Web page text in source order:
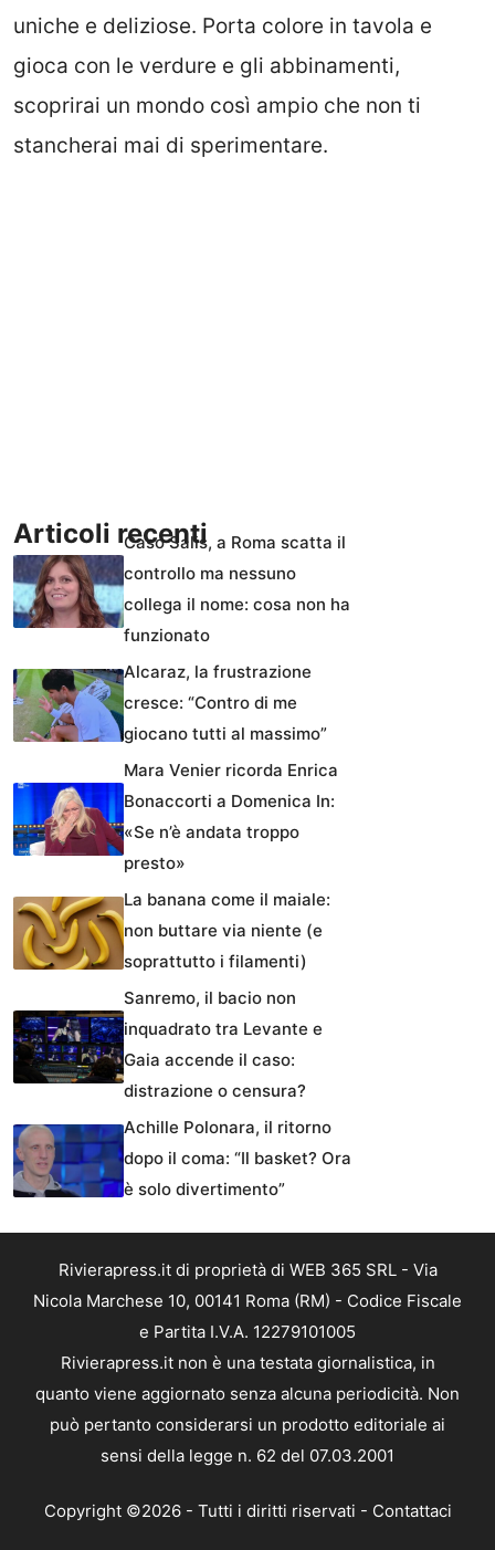
uniche e deliziose. Porta colore in tavola e
gioca con le verdure e gli abbinamenti,
scoprirai un mondo così ampio che non ti
stancherai mai di sperimentare.
Articoli recentiCaso Salis, a Roma scatta il
controllo ma nessuno
collega il nome: cosa non ha
funzionato
Alcaraz, la frustrazione
cresce: “Contro di me
giocano tutti al massimo”
Mara Venier ricorda Enrica
Bonaccorti a Domenica In:
«Se n’è andata troppo
presto»
La banana come il maiale:
non buttare via niente (e
soprattutto i filamenti)
Sanremo, il bacio non
inquadrato tra Levante e
Gaia accende il caso:
distrazione o censura?
Achille Polonara, il ritorno
dopo il coma: “Il basket? Ora
è solo divertimento”
Rivierapress.it di proprietà di WEB 365 SRL - Via
Nicola Marchese 10, 00141 Roma (RM) - Codice Fiscale
e Partita I.V.A. 12279101005
Rivierapress.it non è una testata giornalistica, in
quanto viene aggiornato senza alcuna periodicità. Non
può pertanto considerarsi un prodotto editoriale ai
sensi della legge n. 62 del 07.03.2001
Copyright ©2026 - Tutti i diritti riservati - Contattaci